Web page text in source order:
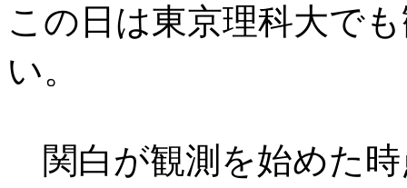
この日は東京理科大で
い。
関白が観測を始めた